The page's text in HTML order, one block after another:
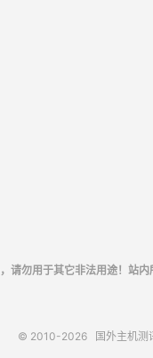
请勿用于其它非法用途！
© 2010-2026 国外主机测